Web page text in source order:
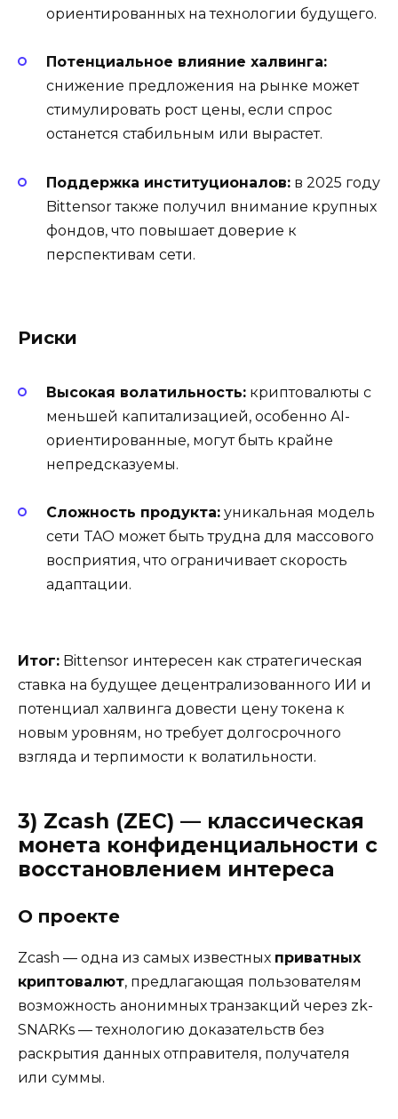
ориентированных на технологии будущего.
Потенциальное влияние халвинга:
снижение предложения на рынке может
стимулировать рост цены, если спрос
останется стабильным или вырастет.
Поддержка институционалов: в 2025 году
Bittensor также получил внимание крупных
фондов, что повышает доверие к
перспективам сети.
Риски
Высокая волатильность: криптовалюты с
меньшей капитализацией, особенно AI-
ориентированные, могут быть крайне
непредсказуемы.
Сложность продукта: уникальная модель
сети TAO может быть трудна для массового
восприятия, что ограничивает скорость
адаптации.
Итог: Bittensor интересен как стратегическая
ставка на будущее децентрализованного ИИ и
потенциал халвинга довести цену токена к
новым уровням, но требует долгосрочного
взгляда и терпимости к волатильности.
3) Zcash (ZEC) — классическая
монета конфиденциальности с
восстановлением интереса
О проекте
Zcash — одна из самых известных приватных
криптовалют, предлагающая пользователям
возможность анонимных транзакций через zk-
SNARKs — технологию доказательств без
раскрытия данных отправителя, получателя
или суммы.